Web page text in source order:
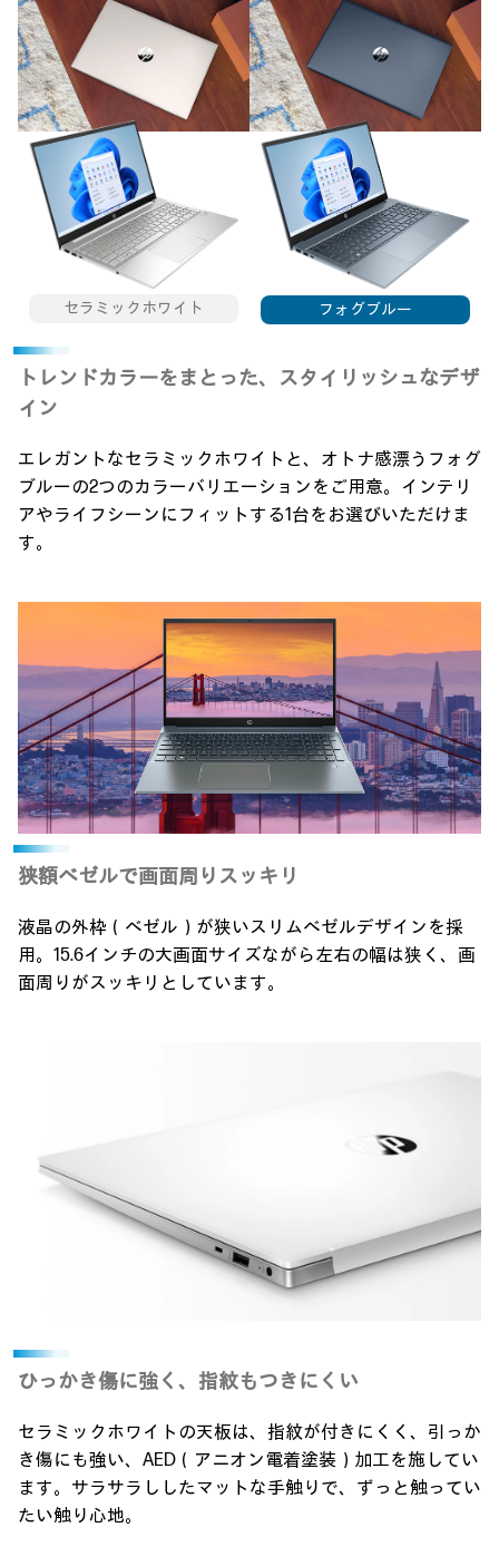
セラミック ホワイト フォグブルー
トレンドカラーをまとった、スタイリッシュなデザ
イン
エレガントなセラミックホワイトと、オトナ感漂うフォグ
ブルーの2つのカラーバリエーションをご用意。
インテリ
アやライフシーンにフィットする1台をお選びいただけま
す。
狭額ベゼルで画面周りスッキリ
液晶の外枠（ベゼル）が狭いスリムベゼルデザインを採
用。 15.6インチの大画面サイズながら左右の幅は狭く、画
面周りがスッキリとしています。
ひっかき傷に強く、 指紋もつきにくい
セラミックホワイトの天板は、指紋が付きにくく、引っか
き傷にも強い、AED（アニオン電着塗装）加工を施してい
ます。 サラサラししたマットな手触りで、ずっと触ってい
たい触り心地。